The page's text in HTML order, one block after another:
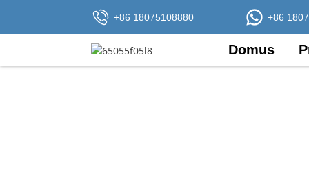
+86 18075108880 +86
Domus